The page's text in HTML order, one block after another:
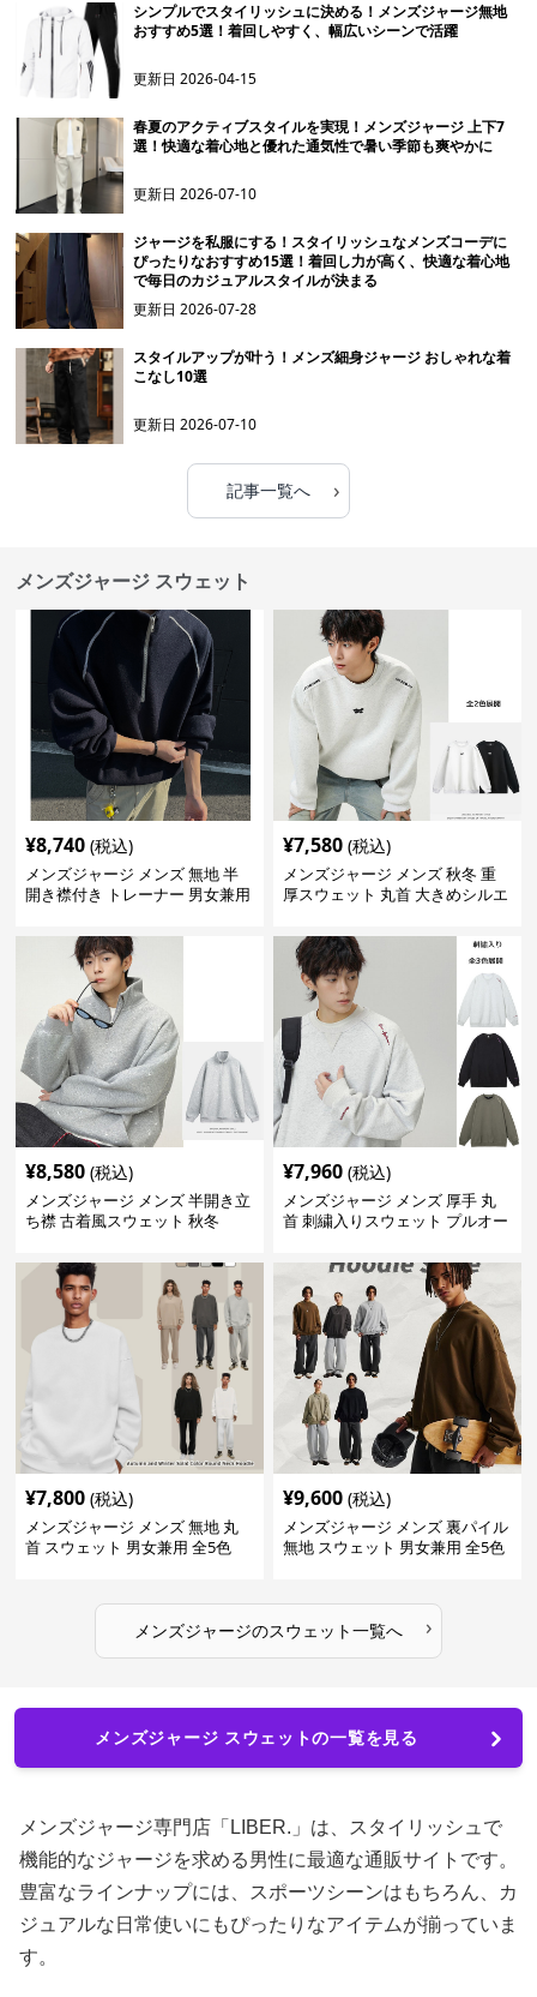
シンプルでスタイリッシュに決める！メンズジャージ無地
おすすめ5選！着回しやすく、幅広いシーンで活躍
更新日2026-04-15
春夏のアクティブスタイルを実現！メンズジャージ 上下7
選！快適な着心地と優れた通気性で暑い季節も爽やかに
更新日2026-07-10
ジャージを私服にする！スタイリッシュなメンズコーデに
ぴったりなおすすめ15選！着回し力が高く、快適な着心地
で毎日のカジュアルスタイルが決まる
更新日2026-07-28
スタイルアップが叶う！メンズ細身ジャージ おしゃれな着
こなし10選
更新日2026-07-10
記事一覧へ ›
メンズジャージ スウェット
¥8,740 (税込)
メンズジャージ メンズ 無地 半
開き襟付き トレーナー 男女兼用
¥7,580 (税込)
メンズジャージ メンズ 秋冬 重
厚スウェット 丸首 大きめシルエ
¥8,580 (税込)
メンズジャージ メンズ 半開き立
ち襟 古着風スウェット 秋冬
¥7,960 (税込)
メンズジャージ メンズ 厚手 丸
首 刺繍入りスウェット プルオー
¥7,800 (税込)
メンズジャージ メンズ 無地 丸
首 スウェット 男女兼用 全5色
¥9,600 (税込)
メンズジャージ メンズ 裏パイル
無地 スウェット 男女兼用 全5色
メンズジャージのスウェット一覧へ ›
メンズジャージ スウェットの一覧を見る
メンズジャージ専門店「LIBER.」は、スタイリッシュで
機能的なジャージを求める男性に最適な通販サイトです。
豊富なラインナップには、スポーツシーンはもちろん、カ
ジュアルな日常使いにもぴったりなアイテムが揃っていま
す。